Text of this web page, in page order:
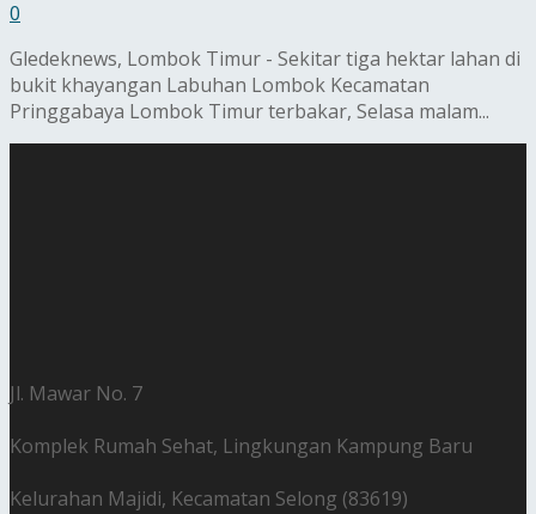
0
Gledeknews, Lombok Timur - Sekitar tiga hektar lahan di
bukit khayangan Labuhan Lombok Kecamatan
Pringgabaya Lombok Timur terbakar, Selasa malam...
Jl. Mawar No. 7
Komplek Rumah Sehat, Lingkungan Kampung Baru
Kelurahan Majidi, Kecamatan Selong (83619)